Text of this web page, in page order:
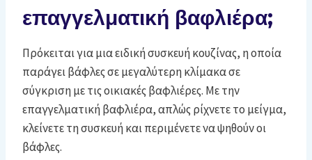
επαγγελματική βαφλιέρα;
Πρόκειται για μια ειδική συσκευή κουζίνας, η οποία
παράγει βάφλες σε μεγαλύτερη κλίμακα σε
σύγκριση με τις οικιακές βαφλιέρες. Με την
επαγγελματική βαφλιέρα, απλώς ρίχνετε το μείγμα,
κλείνετε τη συσκευή και περιμένετε να ψηθούν οι
βάφλες.